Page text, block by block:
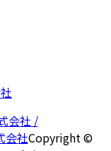
会社 /
会社Copyright ©